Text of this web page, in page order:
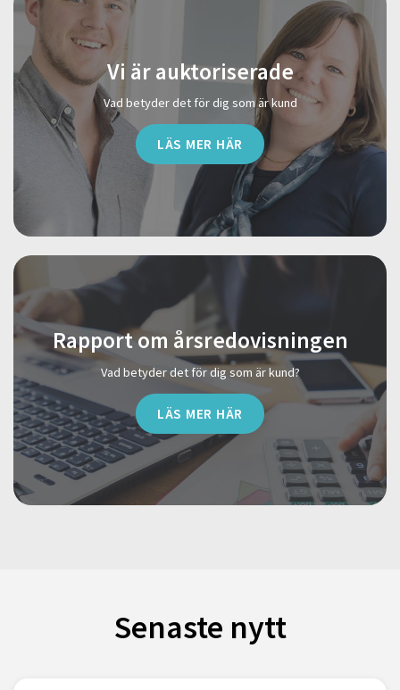
Vi är auktoriserade
Vad betyder det för dig som är kund
LÄS MER HÄR
Rapport om årsredovisningen
Vad betyder det för dig som är kund?
LÄS MER HÄR
Senaste nytt